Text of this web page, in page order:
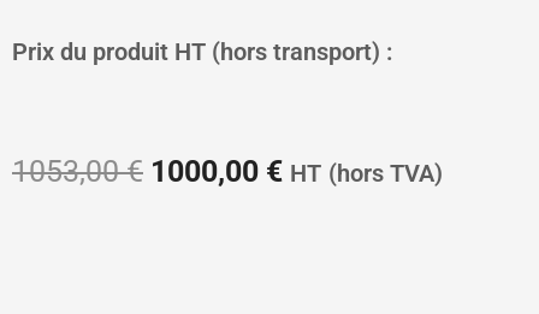
Prix du produit HT (hors transport) :
1053,00€
Le
prix
1000,00 €
Le
prix
HT (hors TVA)